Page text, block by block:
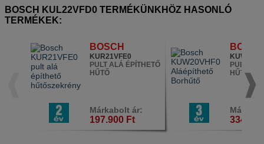
BOSCH KUL22VFD0 TERMÉKÜNKHÖZ HASONLÓ
TERMÉKEK:
BOSCH
KUR21VFE0
PULT ALÁ ÉPÍTHETŐ
HŰTŐ
Márkabolt ár:
197.900 Ft
BOSCH
PULT
HŰTŐ